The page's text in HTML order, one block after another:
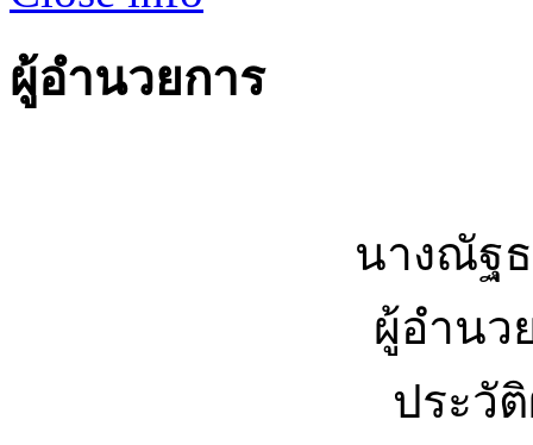
ผู้อำนวยการ
นางณัฐ
ผู้อำนว
ประวั